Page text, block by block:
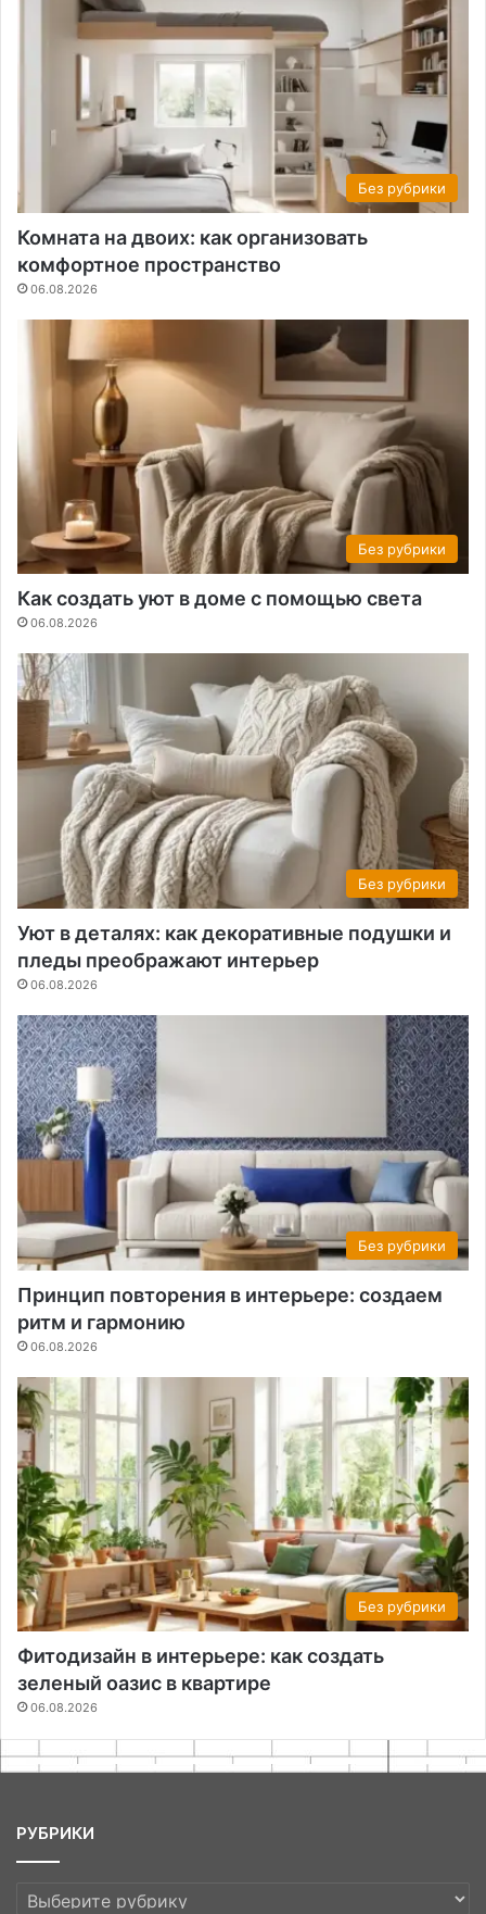
Без рубрики
Комната на двоих: как организовать
комфортное пространство
06.08.2026
Без рубрики
Как создать уют в доме с помощью света
06.08.2026
Без рубрики
Уют в деталях: как декоративные подушки и
пледы преображают интерьер
06.08.2026
Без рубрики
Принцип повторения в интерьере: создаем
ритм и гармонию
06.08.2026
Без рубрики
Фитодизайн в интерьере: как создать
зеленый оазис в квартире
06.08.2026
РУБРИКИ
РУБРИКИ